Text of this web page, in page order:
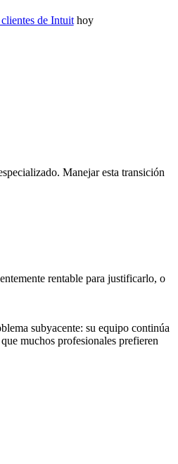
de Intuithoy
Manejar esta transición
rentable para justificarlo, o
subyacente: su equipo continúa
muchos profesionales prefieren